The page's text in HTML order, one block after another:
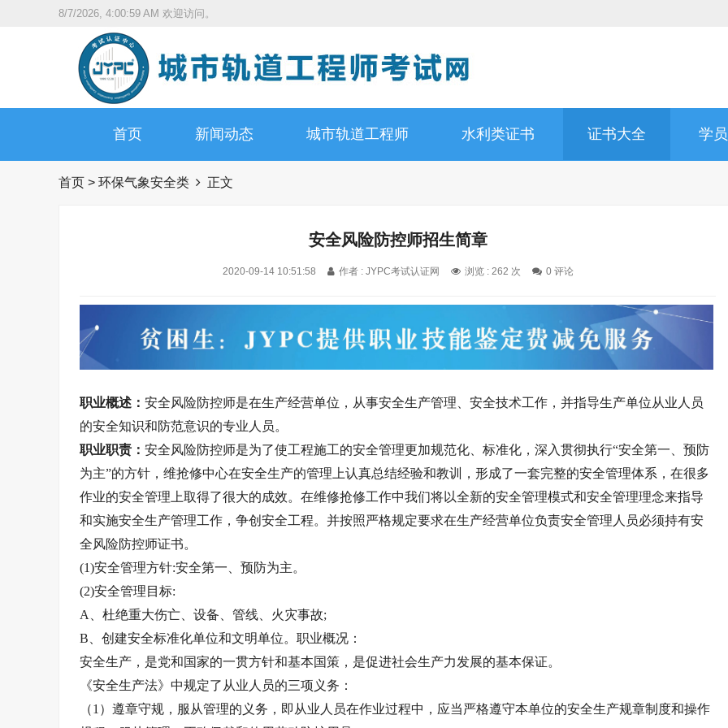
8/7/2026, 4:01:00 AM 欢迎访问。
首页 新闻动态 城市轨道工程师 水利类证书 证书大全 学
首页 > 环保气象安全类 正文
安全风险防控师招生简章
2020-09-14 10:51:58 作者 : JYPC考试认证网 浏览 : 262 次 0 评论
职业概述： 安全风险防控师是在生产经营单位，从事安全生产管理、安全技术工作，并指导生产单位从业人员
的安全知识和防范意识的专业人员。
职业职责： 安全风险防控师是为了使工程施工的安全管理更加规范化、标准化，深入贯彻执行“安全第一、预防
为主”的方针，维抢修中心在安全生产的管理上认真总结经验和教训，形成了一套完整的安全管理体系，在很多
作业的安全管理上取得了很大的成效。在维修抢修工作中我们将以全新的安全管理模式和安全管理理念来指导
和实施安全生产管理工作，争创安全工程。并按照严格规定要求在生产经营单位负责安全管理人员必须持有安
全风险防控师证书。
(1)安全管理方针:安全第一、预防为主。
(2)安全管理目标:
A、杜绝重大伤亡、设备、管线、火灾事故;
B、创建安全标准化单位和文明单位。职业概况：
安全生产，是党和国家的一贯方针和基本国策，是促进社会生产力发展的基本保证。
《安全生产法》中规定了从业人员的三项义务：
（1）遵章守规，服从管理的义务，即从业人员在作业过程中，应当严格遵守本单位的安全生产规章制度和操作